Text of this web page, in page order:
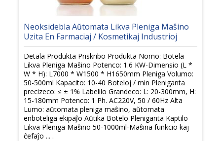
Neoksidebla Aŭtomata Likva Pleniga Maŝino
Uzita En Farmaciaj / Kosmetikaj Industrioj
Detala Produkta Priskribo Produkta Nomo: Botela
Likva Pleniga Maŝino Potenco: 1.6 KW-Dimensio (L *
W * H): L7000 * W1500 * H1650mm Pleniga Volumo:
50-500ml Kapacito: 10-40 Boteloj / min Pleniganta
precizeco: ≤ ± 1% Labelilo Grandeco: L: 20-300mm, H:
15-180mm Potenco: 1 Ph. AC220V, 50 / 60Hz Alta
Lumo: aŭtomata pleniga maŝino, aŭtomata
enboteliga ekipaĵo Aŭtika Botelo Pleniganta Kaptilo
Likva Pleniga Maŝino 50-1000ml-Maŝina funkcio kaj
ĉefaĵo ... .